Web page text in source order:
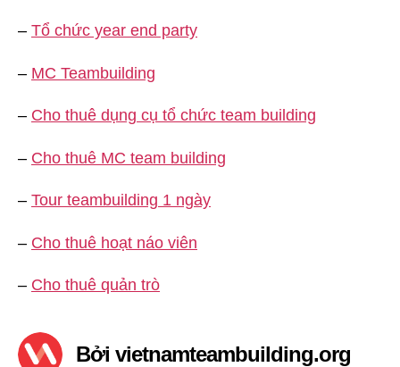
– Tổ chức year end party
– MC Teambuilding
– Cho thuê dụng cụ tổ chức team building
– Cho thuê MC team building
– Tour teambuilding 1 ngày
– Cho thuê hoạt náo viên
– Cho thuê quản trò
Bởi vietnamteambuilding.org